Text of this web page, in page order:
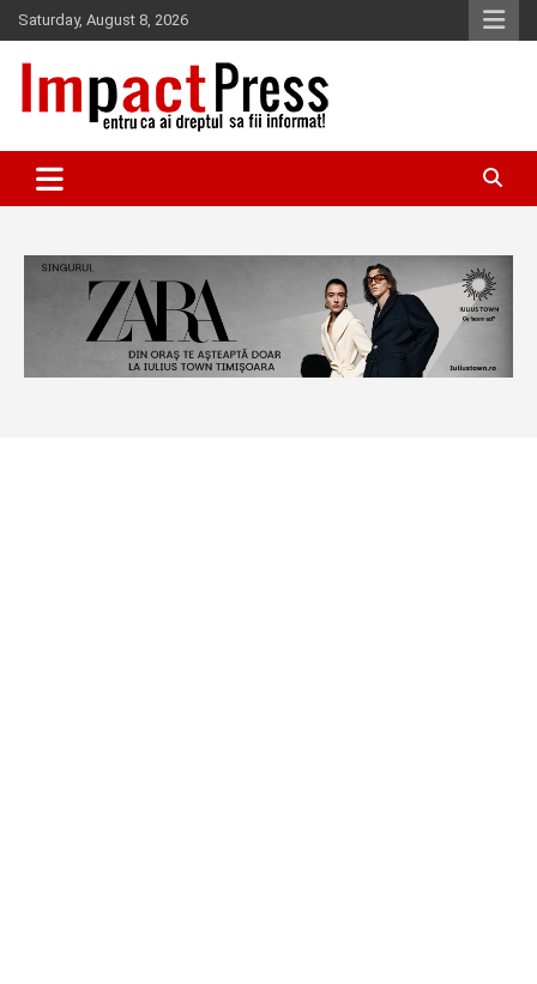
Skip
to
content
Saturday, August 8, 2026
IMPACTPRESS